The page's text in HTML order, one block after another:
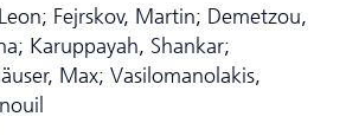
Fejrskov, Martin; Demetzou,
Karuppayah, Shankar;
Max; Vasilomanolakis,